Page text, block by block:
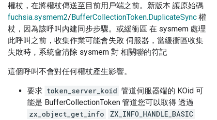
權杖，在將權杖傳送至目前用戶端之前。新版本 讓原始碼
fuchsia.sysmem2/BufferCollectionToken.DuplicateSync 權
杖，因為該呼叫內建同步步驟。或緩衝區 在 sysmem 處理
此呼叫之前，收集作業可能會失敗 伺服器，當緩衝區收集
失敗時，系統會清除 sysmem 對 相關聯的符記
這個呼叫不會對任何權杖產生影響。
要求 token_server_koid 管道伺服器端的 KOid 可
能是 BufferCollectionToken 管道您可以取得 透過
zx_object_get_info
ZX_INFO_HANDLE_BASIC